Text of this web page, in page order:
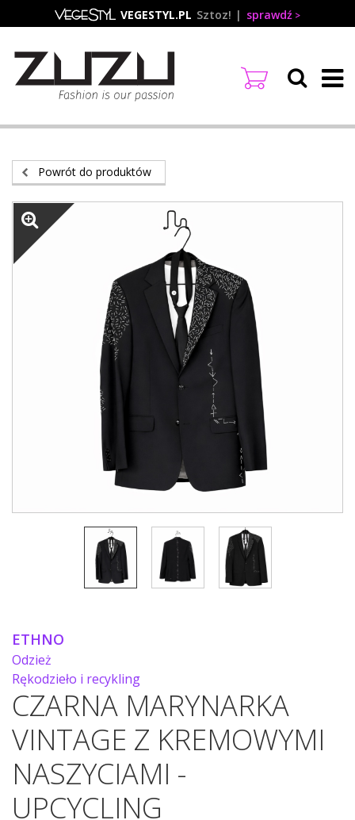
do
treści
VEGESTYL.PL Sztoz! sprawdź
Powrót do produktów
ETHNO
Odzież
Rękodzieło i recykling
CZARNA MARYNARKA
VINTAGE Z KREMOWYMI
NASZYCIAMI -
UPCYCLING